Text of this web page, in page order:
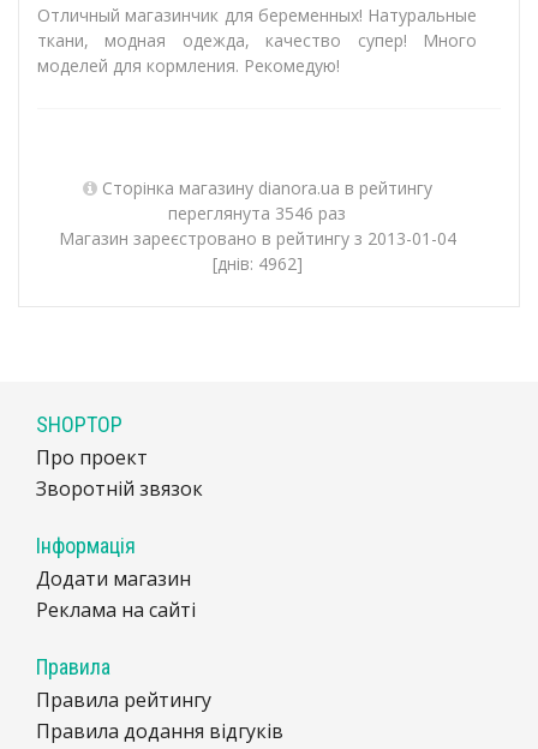
Отличный магазинчик для беременных! Натуральные
ткани, модная одежда, качество супер! Много
моделей для кормления. Рекомедую!
Сторінка магазину dianora.ua в рейтингу
переглянута 3546 раз
Магазин зареєстровано в рейтингу з 2013-01-04
[днів: 4962]
SHOPTOP
Про проект
Зворотній звязок
Інформація
Додати магазин
Реклама на сайті
Правила
Правила рейтингу
Правила додання відгуків